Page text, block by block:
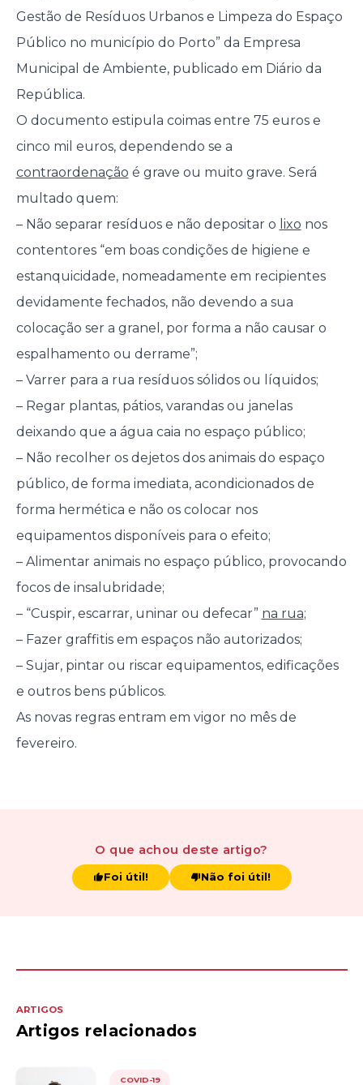
Gestão de Resíduos Urbanos e Limpeza do Espaço
Público no município do Porto” da Empresa
Municipal de Ambiente, publicado em Diário da
República.
O documento estipula coimas entre 75 euros e
cinco mil euros, dependendo se a
contraordenação é grave ou muito grave. Será
multado quem:
– Não separar resíduos e não depositar o lixo nos
contentores “em boas condições de higiene e
estanquicidade, nomeadamente em recipientes
devidamente fechados, não devendo a sua
colocação ser a granel, por forma a não causar o
espalhamento ou derrame”;
– Varrer para a rua resíduos sólidos ou líquidos;
– Regar plantas, pátios, varandas ou janelas
deixando que a água caia no espaço público;
– Não recolher os dejetos dos animais do espaço
público, de forma imediata, acondicionados de
forma hermética e não os colocar nos
equipamentos disponíveis para o efeito;
– Alimentar animais no espaço público, provocando
focos de insalubridade;
– “Cuspir, escarrar, uninar ou defecar” na rua;
– Fazer graffitis em espaços não autorizados;
– Sujar, pintar ou riscar equipamentos, edificações
e outros bens públicos.
As novas regras entram em vigor no mês de
fevereiro.
O que achou deste artigo?
Foi útil! Não foi útil!
ARTIGOS
Artigos relacionados
COVID-19